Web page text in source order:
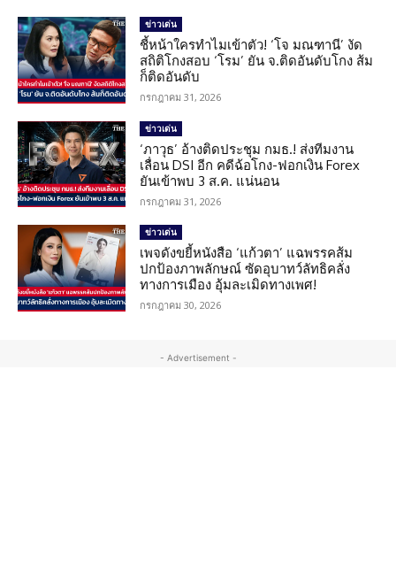
ข่าวเด่น
ชี้หน้าใครทำไมเข้าตัว! ‘โจ มณฑานี’ งัด
สถิติโกงสอบ ‘โรม’ ยัน จ.ติดอันดับโกง ส้ม
ก็ติดอันดับ
กรกฎาคม 31, 2026
ข่าวเด่น
‘ภาวุธ’ อ้างติดประชุม กมธ.! ส่งทีมงาน
เลื่อน DSI อีก คดีฉ้อโกง-ฟอกเงิน Forex
ยันเข้าพบ 3 ส.ค. แน่นอน
กรกฎาคม 31, 2026
ข่าวเด่น
เพจดังขยี้หนังสือ ‘แก้วตา’ แฉพรรคส้ม
ปกป้องภาพลักษณ์ ซัดอุบาทว์ลัทธิคลั่ง
ทางการเมือง อุ้มละเมิดทางเพศ!
กรกฎาคม 30, 2026
- Advertisement -